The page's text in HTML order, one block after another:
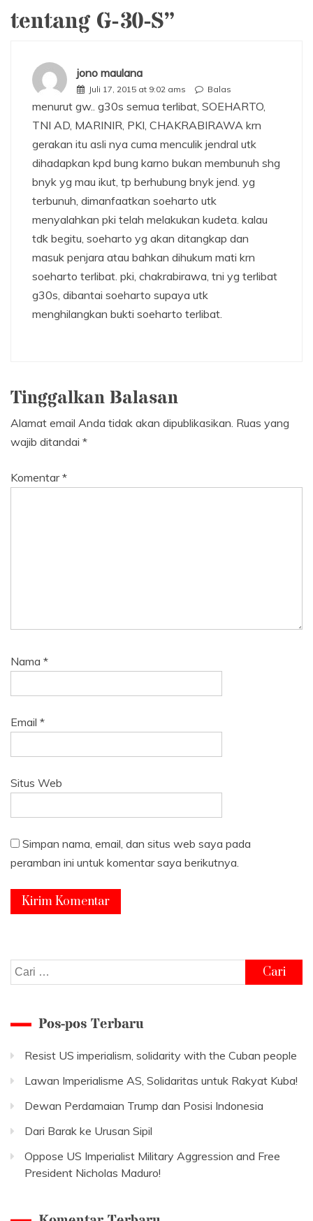
tentang G-30-S”
jono maulana
Juli 17, 2015 at 9:02 ams Balas
menurut gw.. g30s semua terlibat, SOEHARTO,
TNI AD, MARINIR, PKI, CHAKRABIRAWA krn
gerakan itu asli nya cuma menculik jendral utk
dihadapkan kpd bung karno bukan membunuh shg
bnyk yg mau ikut, tp berhubung bnyk jend. yg
terbunuh, dimanfaatkan soeharto utk
menyalahkan pki telah melakukan kudeta. kalau
tdk begitu, soeharto yg akan ditangkap dan
masuk penjara atau bahkan dihukum mati krn
soeharto terlibat. pki, chakrabirawa, tni yg terlibat
g30s, dibantai soeharto supaya utk
menghilangkan bukti soeharto terlibat.
Tinggalkan Balasan
Alamat email Anda tidak akan dipublikasikan. Ruas yang
wajib ditandai *
Komentar*
Nama *
Email *
Situs Web
Simpan nama, email, dan situs web saya pada
peramban ini untuk komentar saya berikutnya.
Cari
untuk:
Pos-pos Terbaru
Resist US imperialism, solidarity with the Cuban people
Lawan Imperialisme AS, Solidaritas untuk Rakyat Kuba!
Dewan Perdamaian Trump dan Posisi Indonesia
Dari Barak ke Urusan Sipil
Oppose US Imperialist Military Aggression and Free
President Nicholas Maduro!